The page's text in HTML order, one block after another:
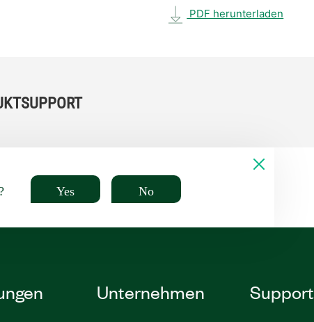
PDF herunterladen
Yes No
Unternehmen Support